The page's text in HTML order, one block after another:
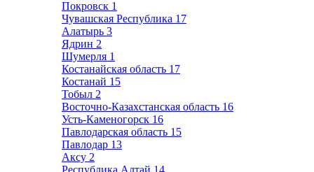
Покровск 1
Чувашская Республика 17
Алатырь 3
Ядрин 2
Шумерля 1
Костанайская область 17
Костанай 15
Тобыл 2
Восточно-Казахстанская область 16
Усть-Каменогорск 16
Павлодарская область 15
Павлодар 13
Аксу 2
Республика Алтай 14